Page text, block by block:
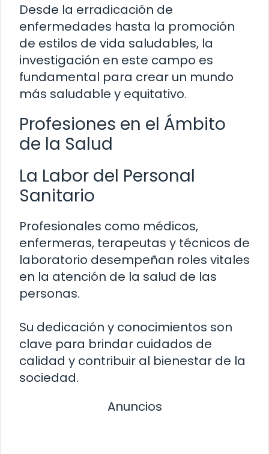
Desde la erradicación de
enfermedades hasta la promoción
de estilos de vida saludables, la
investigación en este campo es
fundamental para crear un mundo
más saludable y equitativo.
Profesiones en el Ámbito
de la Salud
La Labor del Personal
Sanitario
Profesionales como médicos,
enfermeras, terapeutas y técnicos de
laboratorio desempeñan roles vitales
en la atención de la salud de las
personas.
Su dedicación y conocimientos son
clave para brindar cuidados de
calidad y contribuir al bienestar de la
sociedad.
Anuncios